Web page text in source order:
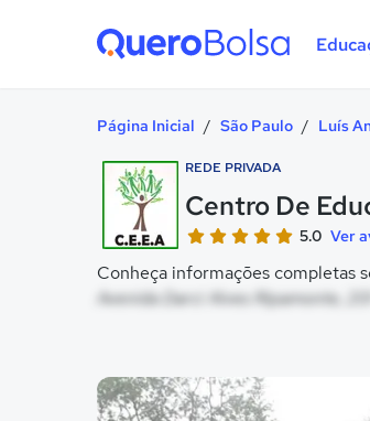
Página Inicial / São Paulo / Luís
REDE PRIVADA
Centro De
5.0 Ver
Conheça informações completas
Avenida Darci Alves Ripamonte,
Galeria de imagem